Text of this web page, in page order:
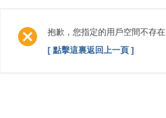
抱歉，您指定的用戶空間不存在
[ 點擊這裏返回上一頁 ]